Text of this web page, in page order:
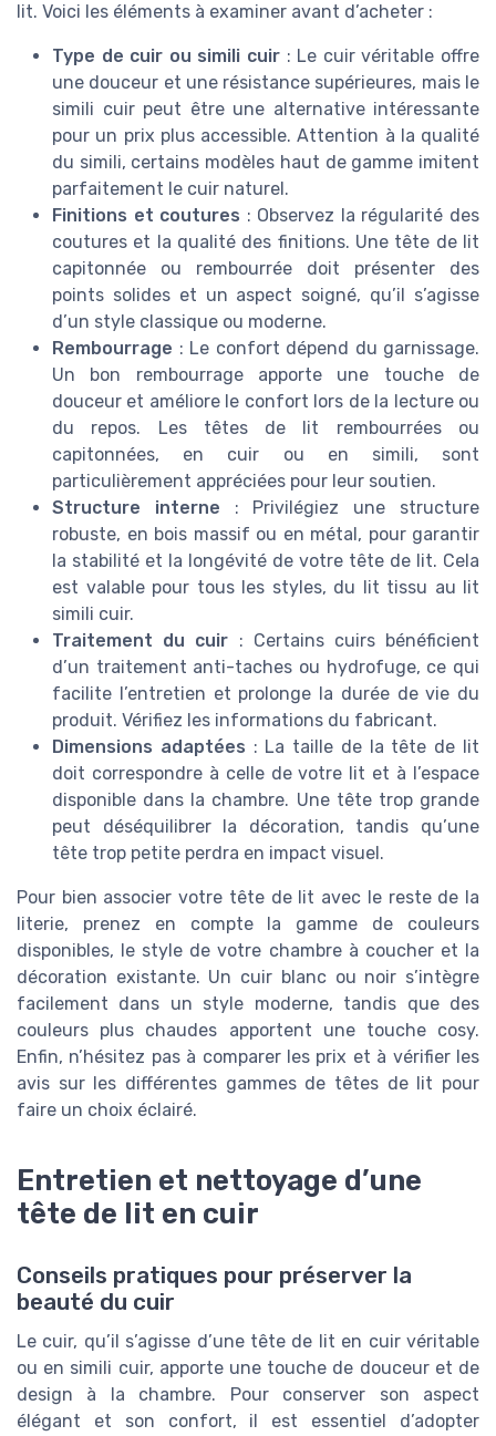
lit. Voici les éléments à examiner avant d’acheter :
Type de cuir ou simili cuir : Le cuir véritable offre
une douceur et une résistance supérieures, mais le
simili cuir peut être une alternative intéressante
pour un prix plus accessible. Attention à la qualité
du simili, certains modèles haut de gamme imitent
parfaitement le cuir naturel.
Finitions et coutures : Observez la régularité des
coutures et la qualité des finitions. Une tête de lit
capitonnée ou rembourrée doit présenter des
points solides et un aspect soigné, qu’il s’agisse
d’un style classique ou moderne.
Rembourrage : Le confort dépend du garnissage.
Un bon rembourrage apporte une touche de
douceur et améliore le confort lors de la lecture ou
du repos. Les têtes de lit rembourrées ou
capitonnées, en cuir ou en simili, sont
particulièrement appréciées pour leur soutien.
Structure interne : Privilégiez une structure
robuste, en bois massif ou en métal, pour garantir
la stabilité et la longévité de votre tête de lit. Cela
est valable pour tous les styles, du lit tissu au lit
simili cuir.
Traitement du cuir : Certains cuirs bénéficient
d’un traitement anti-taches ou hydrofuge, ce qui
facilite l’entretien et prolonge la durée de vie du
produit. Vérifiez les informations du fabricant.
Dimensions adaptées : La taille de la tête de lit
doit correspondre à celle de votre lit et à l’espace
disponible dans la chambre. Une tête trop grande
peut déséquilibrer la décoration, tandis qu’une
tête trop petite perdra en impact visuel.
Pour bien associer votre tête de lit avec le reste de la
literie, prenez en compte la gamme de couleurs
disponibles, le style de votre chambre à coucher et la
décoration existante. Un cuir blanc ou noir s’intègre
facilement dans un style moderne, tandis que des
couleurs plus chaudes apportent une touche cosy.
Enfin, n’hésitez pas à comparer les prix et à vérifier les
avis sur les différentes gammes de têtes de lit pour
faire un choix éclairé.
Entretien et nettoyage d’une
tête de lit en cuir
Conseils pratiques pour préserver la
beauté du cuir
Le cuir, qu’il s’agisse d’une tête de lit en cuir véritable
ou en simili cuir, apporte une touche de douceur et de
design à la chambre. Pour conserver son aspect
élégant et son confort, il est essentiel d’adopter